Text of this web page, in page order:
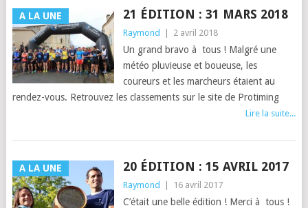
A LA UNE 21 ÉDITION : 31 MARS 2018
Raymond 2 avril 2018
Un grand bravo à tous ! Malgré une
météo pluvieuse et boueuse, les
coureurs et les marcheurs étaient au
rendez-vous. Retrouvez les classements sur le site de Protiming
Lire la suite...
A LA UNE 20 ÉDITION : 15 AVRIL 2017
Raymond 16 avril 2017
C’était une belle édition ! Merci à tous !